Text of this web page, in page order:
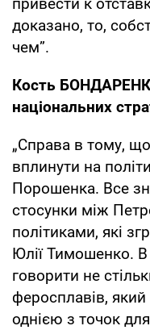
доказано, то,
чем”.
Кость
національних
„Справа в тому,
вплинути на
Порошенка. Все
стосунки між
політиками, які
Юлії Тимошенко.
говорити не
феросплавів,
однією з точок